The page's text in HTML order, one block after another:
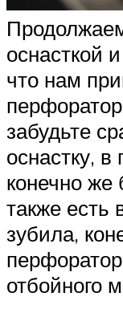
оснасткой
что нам
забудьте
оснастку,
конечно же
также есть
зубила,
отбойного